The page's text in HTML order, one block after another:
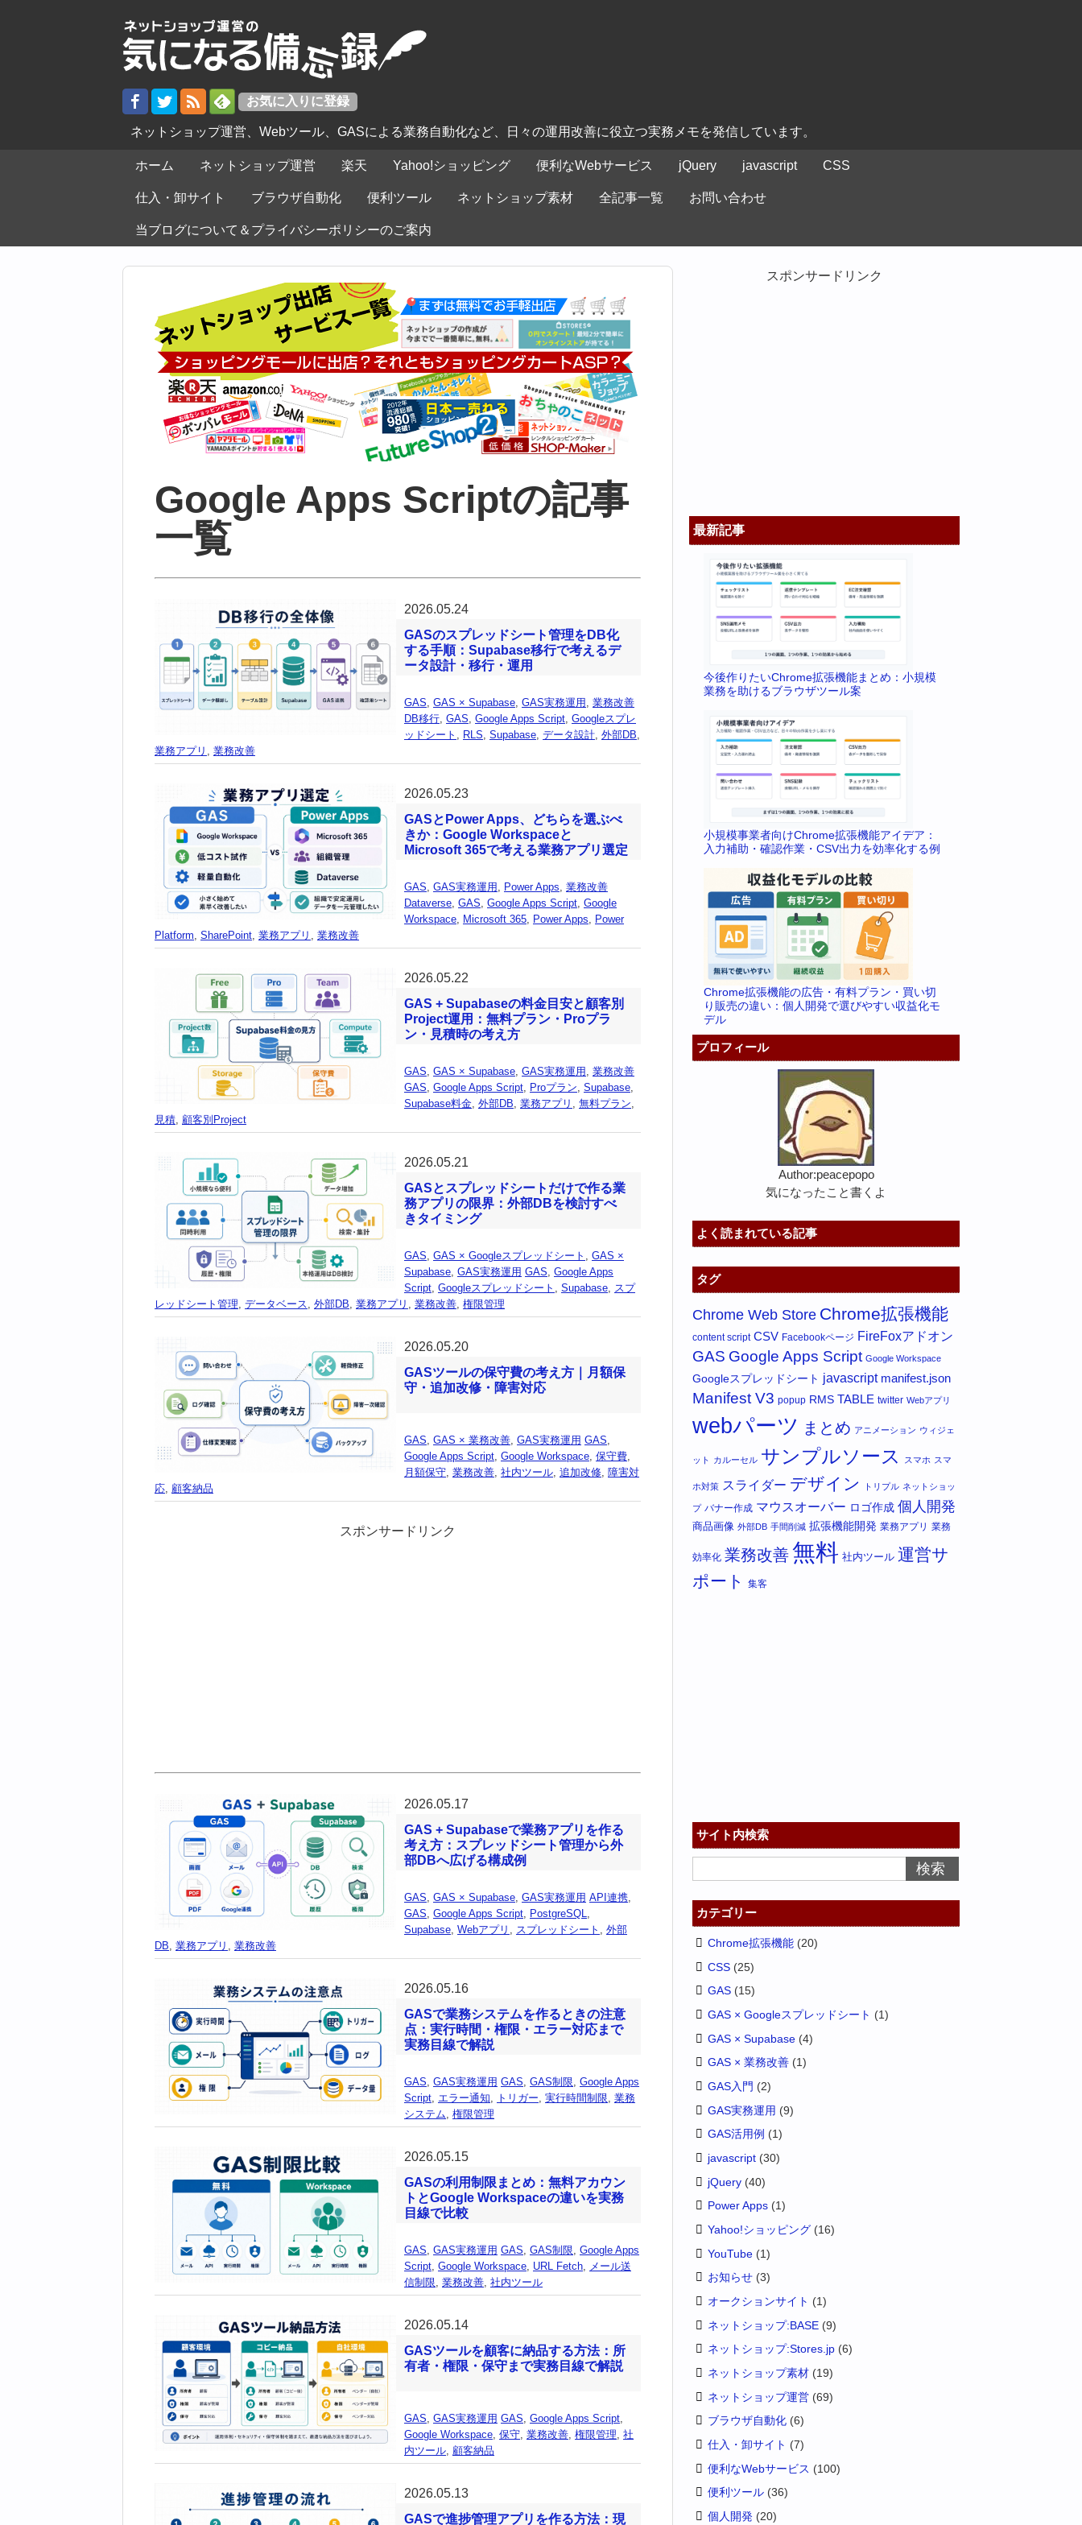
ネットショップ運営、Webツール、GASによる業務自動化など、日々の運用改善に役立つ実務メモを発信しています。
ホーム ネットショップ運営 楽天 Yahoo!ショッピング 便利なWebサービス jQuery javascript CSS
仕入・卸サイト ブラウザ自動化 便利ツール ネットショップ素材 全記事一覧 お問い合わせ
当ブログについて＆プライバシーポリシーのご案内
Google Apps Scriptの記事
一覧
2026.05.24
GASのスプレッドシート管理をDB化
する手順：Supabase移行で考えるデ
ータ設計・移行・運用
GAS, GAS × Supabase, GAS実務運用 , 業務改善
DB移行, GAS, Google Apps Script, Googleスプレ
ッドシート , RLS, Supabase, データ設計, 外部DB,
業務アプリ , 業務改善
2026.05.23
GASとPower Apps、どちらを選ぶべ
きか：Google Workspaceと
Microsoft 365で考える業務アプリ選定
GAS, GAS実務運用 , Power Apps, 業務改善
Dataverse, GAS, Google Apps Script, Google
Workspace, Microsoft 365, Power Apps, Power
Platform, SharePoint, 業務アプリ , 業務改善
2026.05.22
GAS + Supabaseの料金目安と顧客別
Project運用：無料プラン・Proプラ
ン・見積時の考え方
GAS, GAS × Supabase, GAS実務運用 , 業務改善
GAS, Google Apps Script, Proプラン, Supabase,
Supabase料金, 外部DB, 業務アプリ , 無料プラン,
見積, 顧客別Project
2026.05.21
GASとスプレッドシートだけで作る業
務アプリの限界：外部DBを検討すべ
きタイミング
GAS, GAS × Googleスプレッドシート , GAS ×
Supabase, GAS実務運用 GAS, Google Apps
Script, Googleスプレッドシート , Supabase, スプ
レッドシート管理, データベース, 外部DB, 業務アプリ , 業務改善, 権限管理
2026.05.20
GASツールの保守費の考え方｜月額保
守・追加改修・障害対応
GAS, GAS × 業務改善, GAS実務運用 GAS,
Google Apps Script, Google Workspace, 保守費,
月額保守, 業務改善, 社内ツール, 追加改修, 障害対
応, 顧客納品
スポンサードリンク
2026.05.17
GAS + Supabaseで業務アプリを作る
考え方：スプレッドシート管理から外
部DBへ広げる構成例
GAS, GAS × Supabase, GAS実務運用 API連携,
GAS, Google Apps Script, PostgreSQL,
Supabase, Webアプリ , スプレッドシート , 外部
DB, 業務アプリ , 業務改善
2026.05.16
GASで業務システムを作るときの注意
点：実行時間・権限・エラー対応まで
実務目線で解説
GAS, GAS実務運用 GAS, GAS制限, Google Apps
Script, エラー通知, トリガー, 実行時間制限, 業務
システム, 権限管理
2026.05.15
GASの利用制限まとめ：無料アカウン
トとGoogle Workspaceの違いを実務
目線で比較
GAS, GAS実務運用 GAS, GAS制限, Google Apps
Script, Google Workspace, URL Fetch, メール送
信制限, 業務改善, 社内ツール
2026.05.14
GASツールを顧客に納品する方法：所
有者・権限・保守まで実務目線で解説
GAS, GAS実務運用 GAS, Google Apps Script,
Google Workspace, 保守, 業務改善, 権限管理, 社
内ツール, 顧客納品
2026.05.13
GASで進捗管理アプリを作る方法：現
スポンサードリンク
最新記事
今後作りたいChrome拡張機能まとめ：小規模
業務を助けるブラウザツール案
小規模事業者向けChrome拡張機能アイデア：
入力補助・確認作業・CSV出力を効率化する例
Chrome拡張機能の広告・有料プラン・買い切
り販売の違い：個人開発で選びやすい収益化モ
デル
プロフィール
Author:peacepopo
気になったこと書くよ
よく読まれている記事
タグ
Chrome Web Store Chrome拡張機能
content script CSV Facebookページ FireFoxアドオン
GAS Google Apps Script Google Workspace
Googleスプレッドシート javascript manifest.json
Manifest V3 popup RMS TABLE twitter Webアプリ
webパーツ まとめ アニメーション ウィジェ
ット カルーセル サンプルソース スマホ スマ
ホ対策 スライダー デザイン トリプル ネットショッ
プ バナー作成 マウスオーバー ロゴ作成 個人開発
商品画像 外部DB 手間削減 拡張機能開発 業務アプリ 業務
効率化 業務改善無料 社内ツール 運営サ
ポート
集客
サイト内検索
カテゴリー
Chrome拡張機能 (20)
CSS (25)
GAS (15)
GAS × Googleスプレッドシート (1)
GAS × Supabase (4)
GAS × 業務改善 (1)
GAS入門 (2)
GAS実務運用 (9)
GAS活用例 (1)
javascript (30)
jQuery (40)
Power Apps (1)
Yahoo!ショッピング (16)
YouTube (1)
お知らせ (3)
オークションサイト (1)
ネットショップ:BASE (9)
ネットショップ:Stores.jp (6)
ネットショップ素材 (19)
ネットショップ運営 (69)
ブラウザ自動化 (6)
仕入・卸サイト (7)
便利なWebサービス (100)
便利ツール (36)
個人開発 (20)